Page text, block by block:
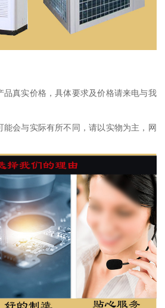
品真实价格，具体要求及价格请来电与我
能会与实际有所不同，请以实物为主，网